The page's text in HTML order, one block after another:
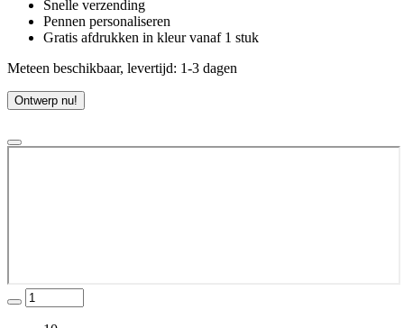
Snelle verzending
Pennen personaliseren
Gratis afdrukken in kleur vanaf 1 stuk
Meteen beschikbaar, levertijd: 1-3 dagen
Ontwerp nu!